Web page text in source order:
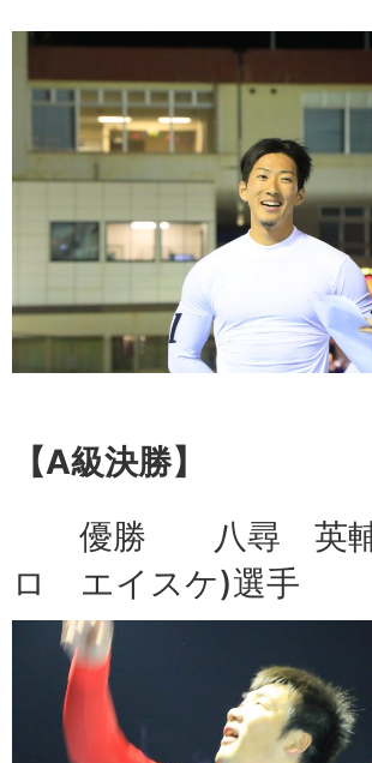
【A級決勝】
優勝 八尋 英輔(
ロ エイスケ)選手